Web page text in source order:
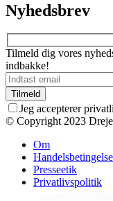
Nyhedsbrev
Tilmeld dig vores
indbakke!
Jeg accepterer
© Copyright 2023
Om
Presseetik
Privatlivspolitik